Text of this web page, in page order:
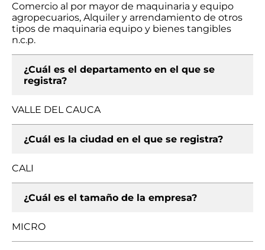
Comercio al por mayor de maquinaria y equipo
agropecuarios, Alquiler y arrendamiento de otros
tipos de maquinaria equipo y bienes tangibles
n.c.p.
¿Cuál es el departamento en el que se
registra?
VALLE DEL CAUCA
¿Cuál es la ciudad en el que se registra?
CALI
¿Cuál es el tamaño de la empresa?
MICRO